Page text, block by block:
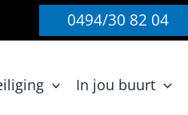
0494/30 82 04
In jou buurt